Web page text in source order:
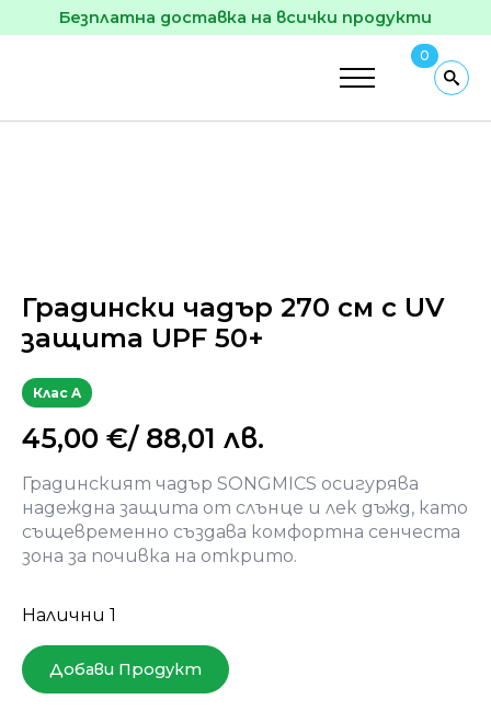
Безплатна доставка на всички продукти
0
Градински чадър 270 см с UV
защита UPF 50+
Клас A
45,00 €/ 88,01 лв.
Градинският чадър SONGMICS осигурява
надеждна защита от слънце и лек дъжд, като
същевременно създава комфортна сенчеста
зона за почивка на открито.
Налични 1
Добави Продукт